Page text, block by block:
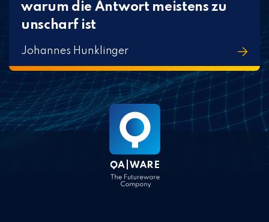
warum die Antwort meistens zu
unscharf ist
Johannes Hunklinger